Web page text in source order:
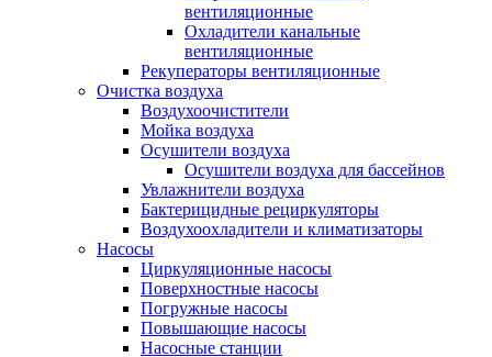
вентиляционные
Охладители канальные
вентиляционные
Рекуператоры вентиляционные
Очистка воздуха
Воздухоочистители
Мойка воздуха
Осушители воздуха
Осушители воздуха для бассейнов
Увлажнители воздуха
Бактерицидные рециркуляторы
Воздухоохладители и климатизаторы
Насосы
Циркуляционные насосы
Поверхностные насосы
Погружные насосы
Повышающие насосы
Насосные станции